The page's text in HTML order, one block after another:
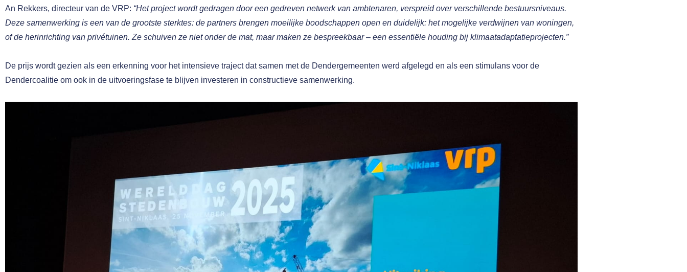
An Rekkers, directeur van de VRP: “Het project wordt gedragen door een gedreven netwerk van ambtenaren, verspreid over verschillende bestuursniveaus.
Deze samenwerking is een van de grootste sterktes: de partners brengen moeilijke boodschappen open en duidelijk: het mogelijke verdwijnen van woningen,
of de herinrichting van privétuinen. Ze schuiven ze niet onder de mat, maar maken ze bespreekbaar – een essentiële houding bij klimaatadaptatieprojecten.”
De prijs wordt gezien als een erkenning voor het intensieve traject dat samen met de Dendergemeenten werd afgelegd en als een stimulans voor de
Dendercoalitie om ook in de uitvoeringsfase te blijven investeren in constructieve samenwerking.